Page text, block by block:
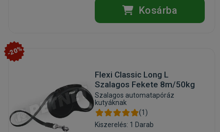
Kosárba
-20%
Flexi Classic Long L
Szalagos Fekete 8m/50kg
Szalagos automatapóráz
kutyáknak
(1)
Kiszerelés: 1 Darab